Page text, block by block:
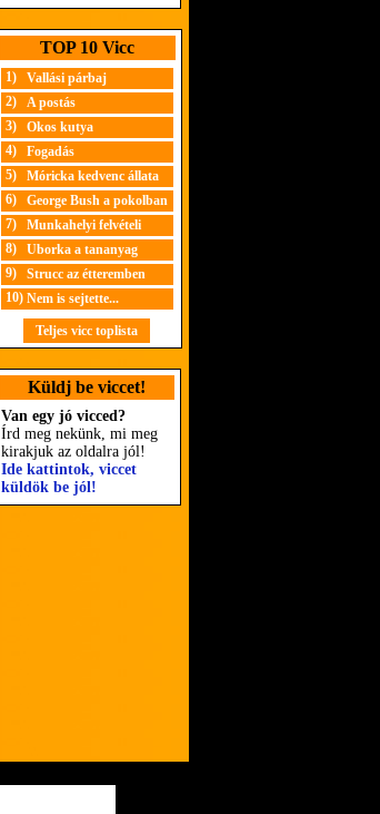
TOP 10 Vicc
1)
Vallási párbaj
2)
A postás
3)
Okos kutya
4)
Fogadás
5)
Móricka kedvenc állata
6)
George Bush a pokolban
7)
Munkahelyi felvételi
8)
Uborka a tananyag
9)
Strucc az étteremben
10) Nem is sejtette...
Teljes vicc toplista
Küldj be viccet!
Van egy jó vicced?
Írd meg nekünk, mi meg
kirakjuk az oldalra jól!
Ide kattintok, viccet
küldök be jól!